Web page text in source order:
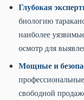
Глубокая
биологию
наиболее
осмотр для
Мощные и
свободной